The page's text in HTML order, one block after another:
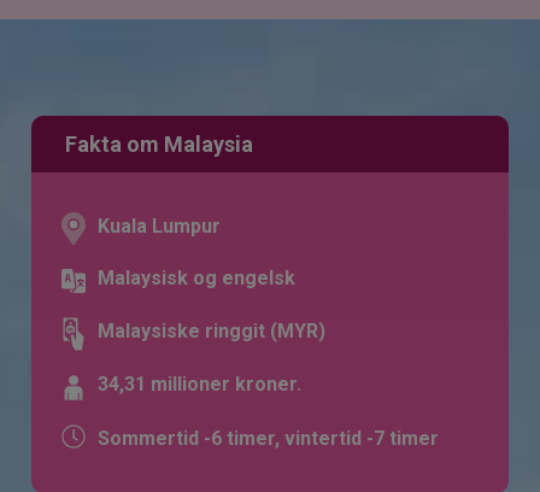
Fakta om Malaysia
Kuala Lumpur
Malaysisk og engelsk
Malaysiske ringgit (MYR)
34,31 millioner kroner.
Sommertid -6 timer, vintertid -7 timer